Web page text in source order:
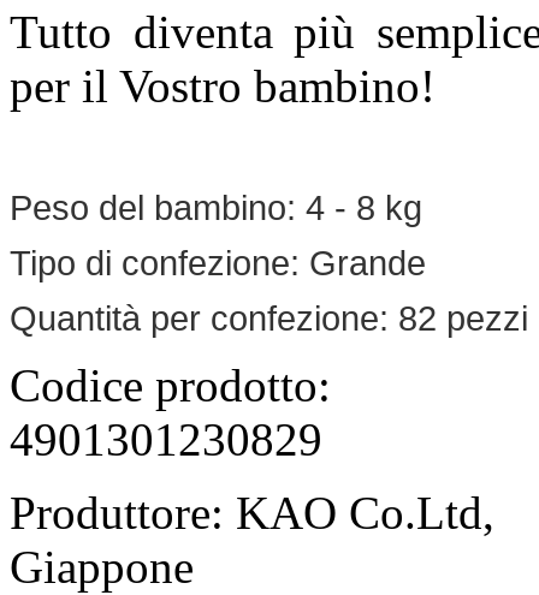
Tutto diventa più
per il Vostro bambino!
Peso del bambino: 4 - 8 kg
Tipo di confezione: Grande
Quantità per confezione: 82 pezzi
Codice prodotto:
4901301230829
Produttore: KAO Co.Ltd,
Giappone